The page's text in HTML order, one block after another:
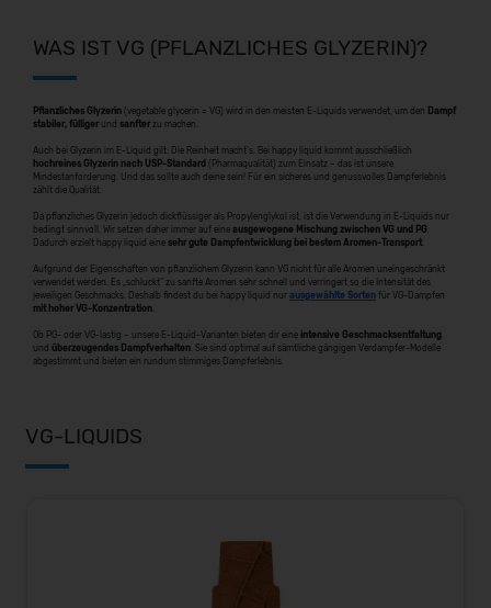
WAS IST VG (PFLANZLICHES GLYZERIN)?
Pflanzliches Glyzerin (vegetable glycerin = VG) wird in den meisten E-Liquids verwendet, um den Dampf
stabiler, fülliger und sanfter zu machen.
Auch bei Glyzerin im E-Liquid gilt: Die Reinheit macht’s. Bei happy liquid kommt ausschließlich
hochreines Glyzerin nach USP-Standard
(Pharmaqualität) zum Einsatz – das ist unsere
Mindestanforderung. Und das sollte auch deine sein! Für ein sicheres und genussvolles Dampferlebnis
zählt die Qualität.
Da pflanzliches Glyzerin jedoch dickflüssiger als Propylenglykol ist, ist die Verwendung in E-Liquids nur
bedingt sinnvoll. Wir setzen daher immer auf eine ausgewogene Mischung zwischen VG und PG
Dadurch erzielt happy liquid eine sehr gute Dampfentwicklung bei bestem Aromen-Transport.
Aufgrund der Eigenschaften von pflanzlichem Glyzerin kann VG nicht für alle Aromen uneingeschränkt
verwendet werden. Es „schluckt” zu sanfte Aromen sehr schnell und verringert so die Intensität des
jeweiligen Geschmacks. Deshalb findest du bei happy liquid nur ausgewählte Sorten für VG-Dampfen
mit hoher VG-Konzentration
Ob PG- oder VG-lastig – unsere E-Liquid-Varianten bieten dir eine intensive Geschmacksentfaltung
und überzeugendes Dampfverhalten . Sie sind optimal auf sämtliche gängigen Verdampfer-Modelle
abgestimmt und bieten ein rundum stimmiges Dampferlebnis.
VG-LIQUIDS